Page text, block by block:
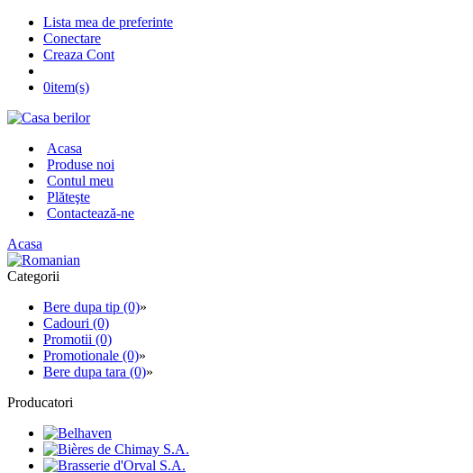
Lista mea de preferinte
Conectare
Creaza Cont
0item(s)
Acasa
Produse noi
Contul meu
Plăteşte
Contactează-ne
Acasa
Categorii
Bere dupa tip (0)»
Cadouri (0)
Promotii (0)
Promotionale (0)»
Bere dupa tara (0)»
Producatori